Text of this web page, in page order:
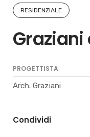
RESIDENZIALE
Graziani
PROGETTISTA
Arch. Graziani
Condividi